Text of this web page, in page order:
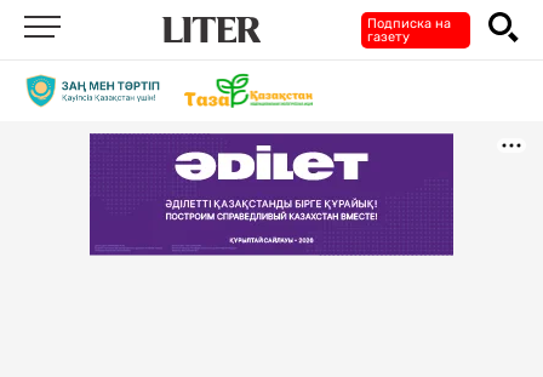
Подписка на
газету